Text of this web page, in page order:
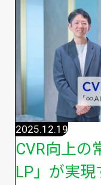
CVR向上
LP」が実
2025.12.19